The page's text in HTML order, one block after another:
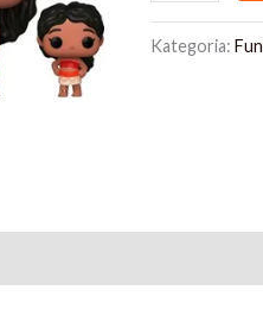
siostrą
Simeą
Kategoria: